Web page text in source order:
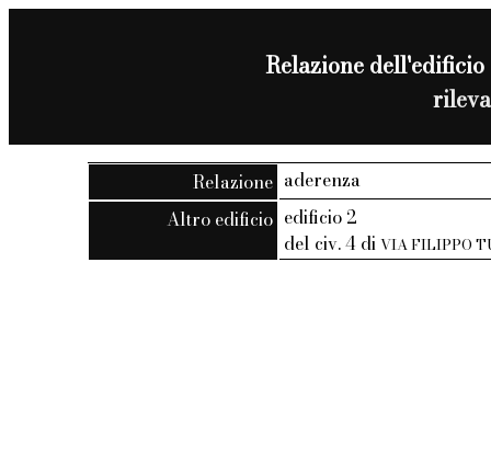
Relazione
Relazione aderenza
Altro edificio edificio 2
del civ. 4 diVIA FILIPPO